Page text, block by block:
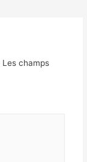
Les champs